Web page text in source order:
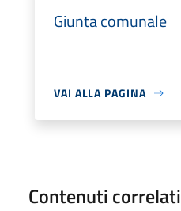
Giunta comunale
VAI ALLA PAGINA
Contenuti correlati